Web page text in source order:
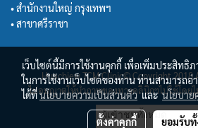
• สำนักงานใหญ่ กรุงเทพฯ
• สาขาศรีราชา
Huachiew TCM Clinic© Copyright 2018
ไม่อนุญาตให้นำภาพของทางคลินิกฯไปใช้โดย
ผู้เข้าชมวันนี้
เว็บไซต์นี้มีการใช้งานคุกกี้ เพื่อเพิ่มประสิท
ในการใช้งานเว็บไซต์ของท่าน ท่านสามารถอ่
ได้ที่นโยบายความเป็นส่วนตัวและนโยบาย
ตั้งค่าคุกกี้ ยอมรับ